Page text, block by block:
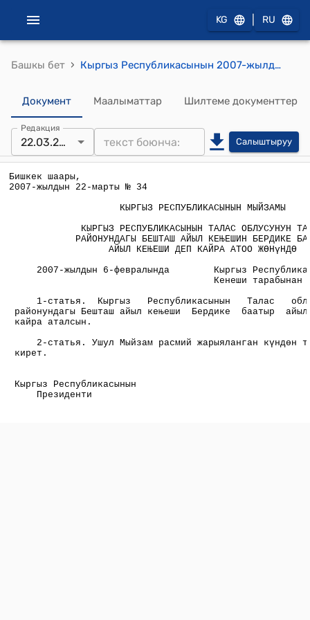
KG RU
Башкы бет › Кыргыз Республикасынын 2007-жылдын 22-мартындагы "Кыргыз Республикасынын Талас облусунун Талас районундагы Бешташ айыл кеңешин Бердике баатыр айыл кеңеши деп кайра атоо жөнүндө" Мыйзамы
Документ Маалыматтар Шилтеме документтер
Редакция
22.03.2007 Салыштыруу